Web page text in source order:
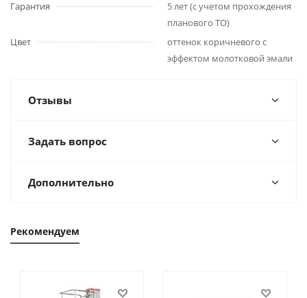
Гарантия
5 лет (с учетом прохождения
планового ТО)
Цвет
оттенок коричневого с
эффектом молотковой эмали
Отзывы
Задать вопрос
Дополнительно
Рекомендуем